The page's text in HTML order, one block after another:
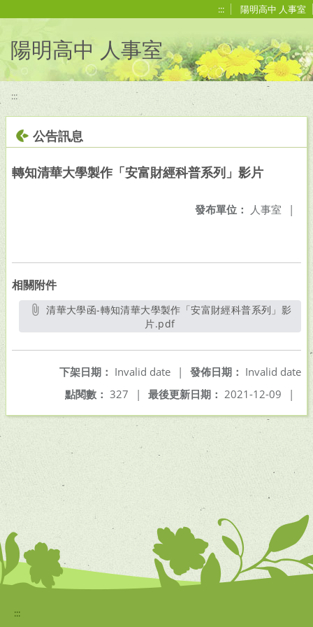
::: 陽明高中 人事室
陽明高中 人事室
:::
公告訊息
轉知清華大學製作「安富財經科普系列」影片
發布單位： 人事室 |
相關附件
清華大學函-轉知清華大學製作「安富財經科普系列」影
片.pdf另開新視窗
發佈日期： Invalid date
下架日期： Invalid date
|
最後更新日期： 2021-12-09 |
點閱數： 327 |
:::